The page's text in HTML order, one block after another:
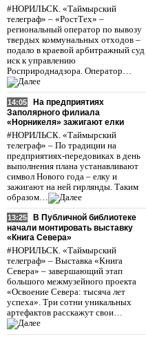
#НОРИЛЬСК. «Таймырский
телеграф» – «РостТех» –
региональный оператор по вывозу
твердых коммунальных отходов –
подало в краевой арбитражный суд
иск к управлению
Росприроднадзора. Оператор…
14:05
На предприятиях
Заполярного филиала
«Норникеля» зажигают елки
#НОРИЛЬСК. «Таймырский
телеграф» – По традиции на
предприятиях-передовиках в день
выполнения плана устанавливают
символ Нового года – елку и
зажигают на ней гирлянды. Таким
образом…
13:25
В Публичной библиотеке
начали монтировать выставку
«Книга Севера»
#НОРИЛЬСК. «Таймырский
телеграф» – Выставка «Книга
Севера» – завершающий этап
большого межмузейного проекта
«Освоение Севера: тысяча лет
успеха». Три сотни уникальных
артефактов расскажут свои…